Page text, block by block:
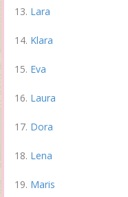
Lara
Klara
Eva
Laura
Dora
Lena
Maris